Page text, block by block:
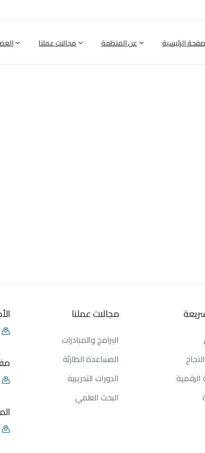
الرئيسية عن المنظمة مجالات عملنا
الرقمية
مجالاتعملنا
البرامج والمبادرات
المساعدة الطارئة
الدورات التدريبية
البحث العلمي